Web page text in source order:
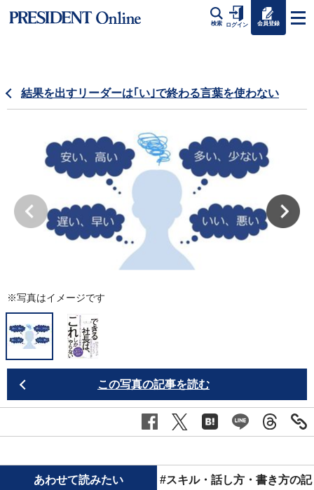
検索 ログイン 会員登録
結果を出すリーダーは｢い｣で終わる言葉を使わない
※写真はイメージです
この写真の記事を読む
あわせて読みたい
#スキル・話し方・書き方の記